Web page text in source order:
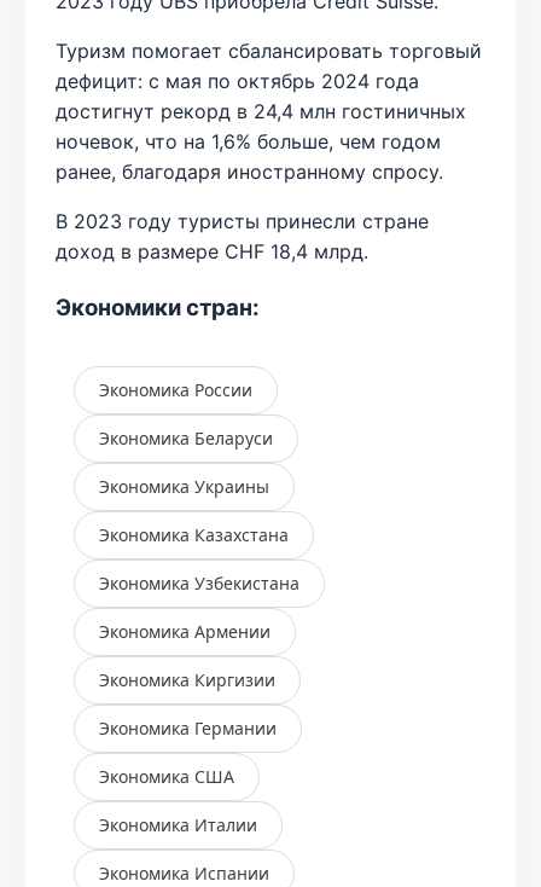
Туризм помогает сбалансировать торговый
дефицит: с мая по октябрь 2024 года
достигнут рекорд в 24,4 млн гостиничных
ночевок, что на 1,6% больше, чем годом
ранее, благодаря иностранному спросу.
В 2023 году туристы принесли стране
доход в размере CHF 18,4 млрд.
Экономики стран:
Экономика России
Экономика Беларуси
Экономика Украины
Экономика Казахстана
Экономика Узбекистана
Экономика Армении
Экономика Киргизии
Экономика Германии
Экономика США
Экономика Италии
Экономика Испании